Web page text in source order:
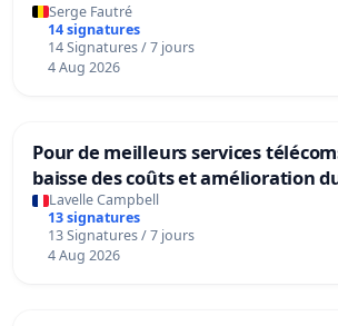
Serge Fautré
14 signatures
14 Signatures / 7 jours
4 Aug 2026
Pour de meilleurs services
baisse des coûts et amélioration
MTN, Moov et Celtis
Lavelle Campbell
13 signatures
13 Signatures / 7 jours
4 Aug 2026